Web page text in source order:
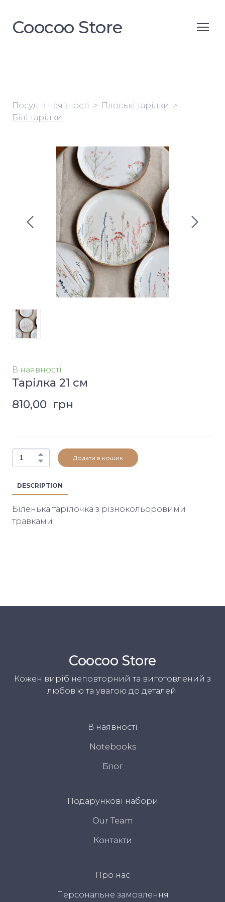
Coocoo Store
Посуд в наявності
Плоські тарілки
Білі тарілки
В наявності
Тарілка 21 см
810,00  грн
Додати в кошик
DESCRIPTION
Біленька тарілочка з різнокольоровими
травками
Coocoo Store
Кожен виріб неповторний та виготовлений з
любов'ю та увагою до деталей.
В наявності
Notebooks
Блог
Подарункові набори
Our Team
Контакти
Про нас
Персональне замовлення